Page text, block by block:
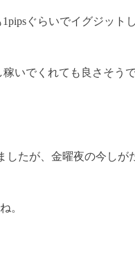
ぐらいでイグジット
いでくれても良さそう
たが、金曜夜の今しが
。